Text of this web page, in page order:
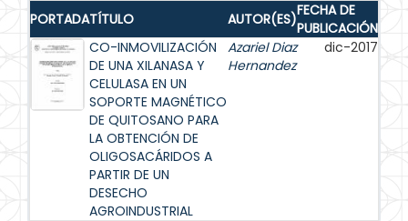
PORTADATÍTULO AUTOR(ES)FECHA DE
PUBLICACIÓN
CO-INMOVILIZACIÓN
DE UNA XILANASA Y
CELULASA EN UN
SOPORTE MAGNÉTICO
DE QUITOSANO PARA
LA OBTENCIÓN DE
OLIGOSACÁRIDOS A
PARTIR DE UN
DESECHO
AGROINDUSTRIAL
Azariel Diaz
Hernandez
dic-2017